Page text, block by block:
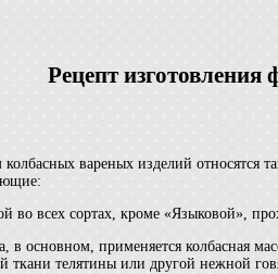
Рецепт
вареных изделий относятся
во всех сортах, кроме «Языковой»,
в основном, применяется колбасная
ткани телятины или другой нежной